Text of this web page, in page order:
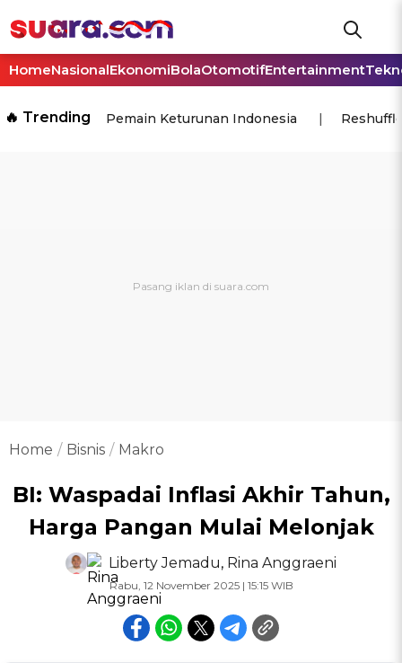
HomeNasionalEkonomiBolaOtomotifEntertainment
🔥 Trending Pemain Keturunan Indonesia
Home Bisnis Makro
BI: Waspadai Inflasi Akhir Tahun,
Harga Pangan Mulai Melonjak
Liberty Jemadu, Rina Anggraeni
Rabu, 12 November 2025 | 15:15 WIB